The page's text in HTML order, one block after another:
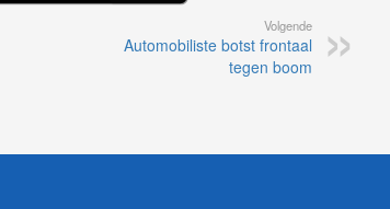
Volgende
Automobiliste botst frontaal
tegen boom